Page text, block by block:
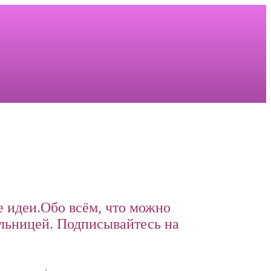
идеи.Обо всём, что можно
Подписывайтесь на